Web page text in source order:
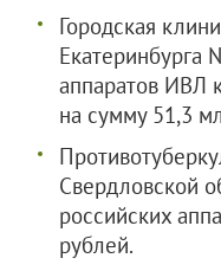
Городская
Екатеринбурга
аппаратов ИВЛ
на сумму 51,3
Свердловской
российских
рублей.